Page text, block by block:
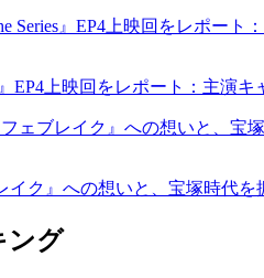
』EP4上映回をレポート：主演
イク』への想いと、宝塚時代
ング